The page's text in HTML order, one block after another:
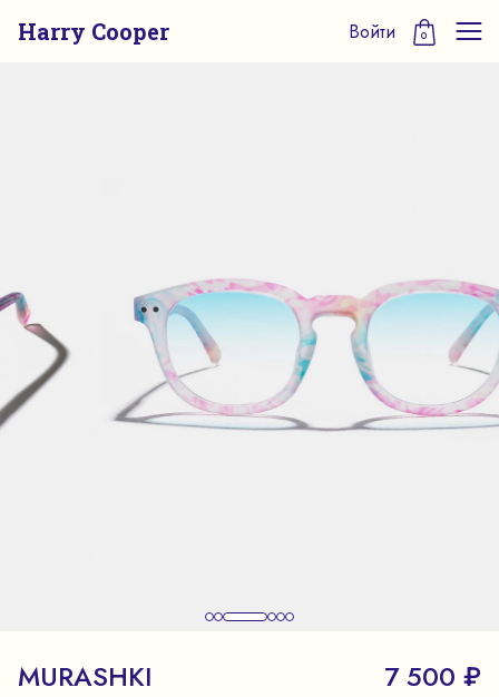
Harry Cooper Войти 0
MURASHKI 7 500 ₽